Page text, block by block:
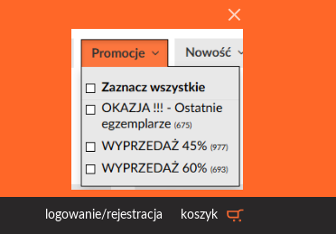
koszyk
logowanie/rejestracja